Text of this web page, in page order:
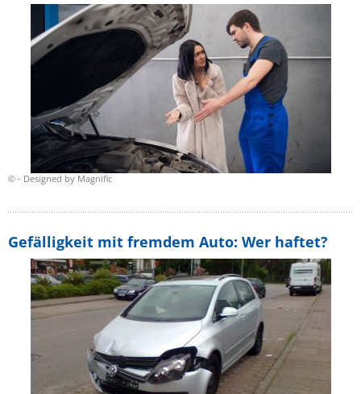
© - Designed by Magnific
Gefälligkeit mit fremdem Auto: Wer haftet?